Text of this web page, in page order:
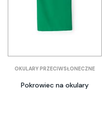
OKULARY PRZECIWSŁONECZNE
Pokrowiec na okulary